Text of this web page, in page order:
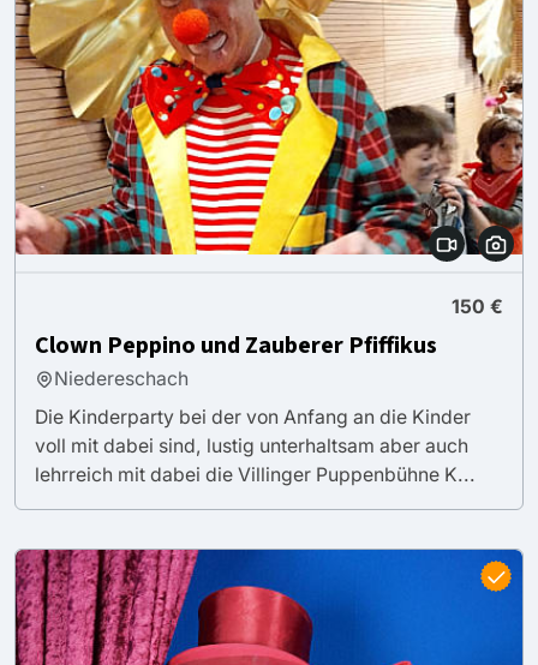
150 €
Clown Peppino und Zauberer Pfiffikus
Niedereschach
Die Kinderparty bei der von Anfang an die Kinder
voll mit dabei sind, lustig unterhaltsam aber auch
lehrreich mit dabei die Villinger Puppenbühne K...